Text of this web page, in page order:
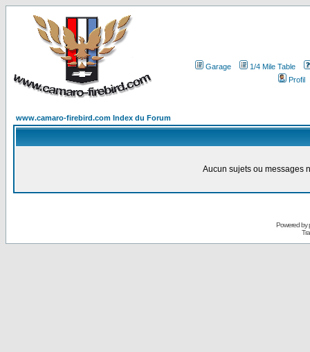
Garage
1/4 Mile Table
Profil
www.camaro-firebird.com Index du Forum
Aucun sujets ou messages
Powered by